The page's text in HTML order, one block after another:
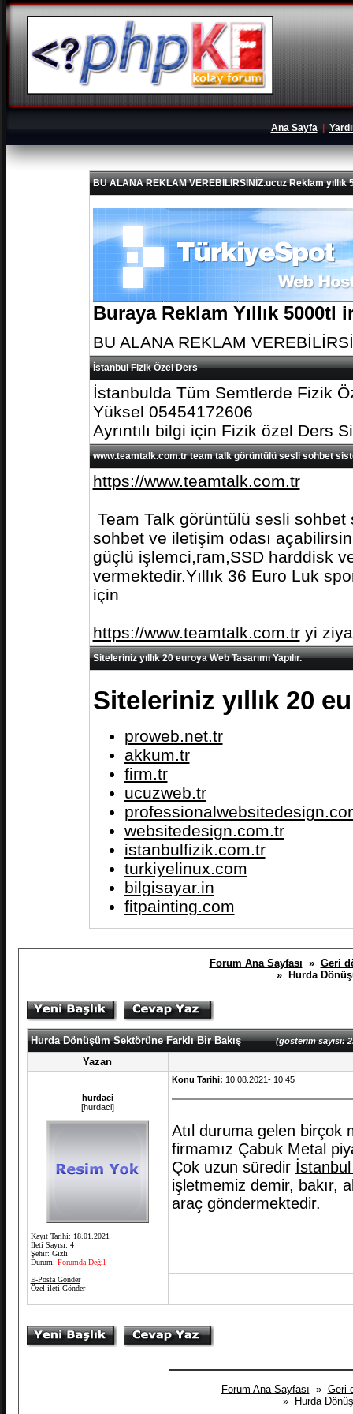
Ana Sayfa|
BU ALANA REKLAM VEREBİLİRSİNİZ.ucuz Reklam yıllık
Buraya Reklam Yıllık
BU ALANA REKLAM
İstanbul Fizik Özel Ders
İstanbulda Tüm Semtlerde Fizik
Yüksel 05454172606
Ayrıntılı bilgi için Fizik özel Ders
www.teamtalk.com.tr team talk görüntülü sesli sohbet
https://www.teamtalk.com.tr
Team Talk görüntülü sesli
sohbet ve iletişim odası
güçlü işlemci,ram,SSD harddisk
vermektedir.Yıllık 36 Euro Luk
için
https://www.teamtalk.com.tryi
Siteleriniz yıllık 20 euroya Web Tasarımı Yapılır.
Siteleriniz yıllık 20
proweb.net.tr
akkum.tr
firm.tr
ucuzweb.tr
websitedesign.com.tr
istanbulfizik.com.tr
turkiyelinux.com
bilgisayar.in
fitpainting.com
Forum Ana Sayfası » Geri
» Hurda
Hurda Dönüşüm Sektörüne Farklı Bir Bakış(gösterim sayısı:
Yazan
hurdaci
[hurdaci]
Kayıt Tarihi: 18.01.2021
İleti Sayısı: 4
Şehir: Gizli
Durum: Forumda Değil
E-Posta Gönder
Özel ileti Gönder
Konu Tarihi: 10.08.2021- 10:45
Atıl duruma gelen birçok
firmamız Çabuk Metal
Çok uzun süredir
işletmemiz demir, bakır,
araç göndermektedir.
Forum Ana Sayfası » Geri
» Hurda